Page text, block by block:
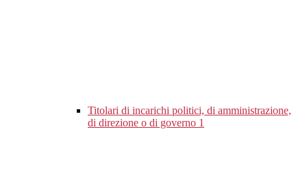
Titolari di incarichi politici, di amministrazione,
di direzione o di governo 1